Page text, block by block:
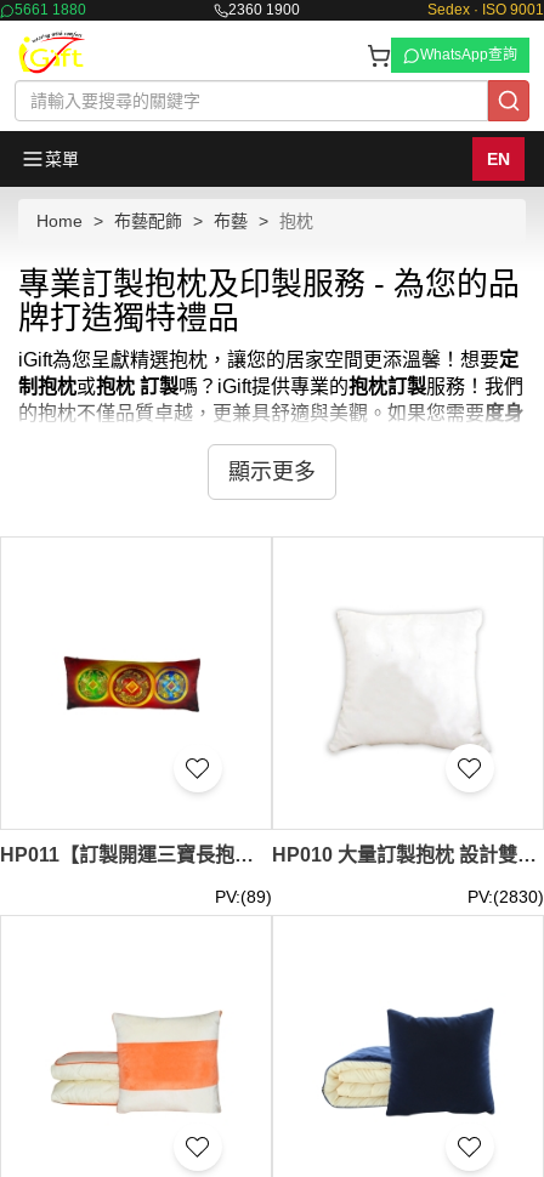
5661 1880 2360 1900 Sedex · ISO 9001
WhatsApp查詢
菜單 EN
Home 布藝配飾 布藝 抱枕
專業訂製抱枕及印製服務 - 為您的品
牌打造獨特禮品
iGift為您呈獻精選抱枕，讓您的居家空間更添溫馨！想要定
制抱枕或抱枕 訂製嗎？iGift提供專業的抱枕訂製服務！我們
的抱枕不僅品質卓越，更兼具舒適與美觀。如果您需要度身
，iGift也能滿足您的需求。除了常見的
抱枕，我們也提供舒適的欖枕和長抱枕香港
精美印花，這些抱枕都能為您的沙發、床鋪增添獨特魅力。
溫暖！抱枕最少訂購量 -MOQ: 10件起 ； 價格：HKD50 /
起, 視乎數量而定。貨期約需7-14天
尋找完美的裝飾配件？iGift的抱枕絕對是您的理想之選。我
們的抱枕不僅是休息的好夥伴，更是點綴空間的藝術品。從
小巧可愛到大號舒適，iGift的抱枕系列應有盡有。我們注重
細節，如優質填充物的選擇、耐洗耐用的面料，讓您的抱枕
既實用又持久。現在就來iGift探索您的專屬抱枕，為生活增
添一抹柔軟色彩！
顯示更多
HP011【訂製開運三寶長抱枕】｜金龍猛虎雙鯉圖騰｜復古錢幣造型印花｜抱枕專門店
PV:(89)
HP010 大量訂製抱枕 設計雙面圖片抱枕 抱枕中心 33*33CM 40*40CM 45*45CM 50*50CM 60*60CM 40*60CM 咕筍
PV:(2830)